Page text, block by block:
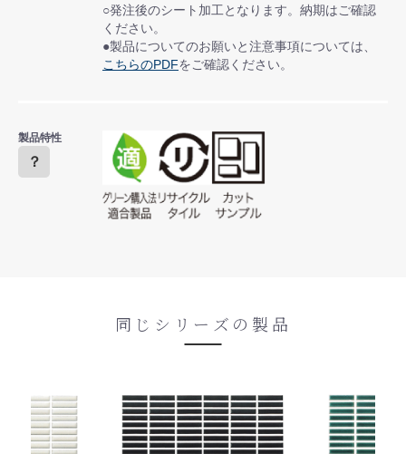
○発注後のシート加工となります。納期はご確認
ください。
●製品についてのお願いと注意事項については、
こちらのPDFをご確認ください。
製品特性
？
同じシリーズの製品